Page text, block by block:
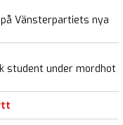
Vänsterpartiets nya
student under mordhot